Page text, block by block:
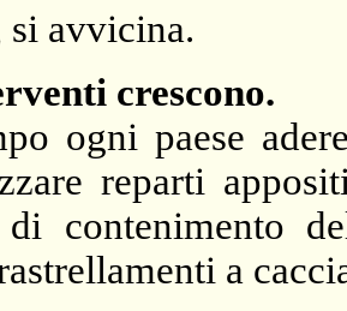
avvicina.
crescono.
ogni paese
reparti
di contenimento
a